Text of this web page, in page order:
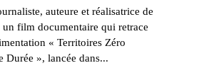
auteure et réalisatrice de
film documentaire qui retrace
« Territoires Zéro
Durée », lancée dans...